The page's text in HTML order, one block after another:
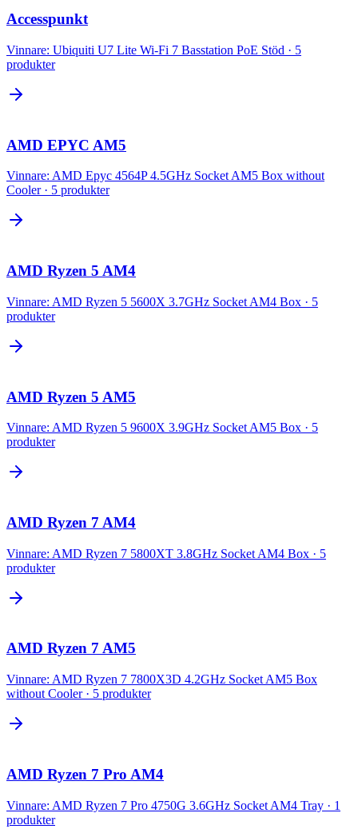
Accesspunkt
Vinnare: Ubiquiti U7 Lite Wi-Fi 7 Basstation PoE Stöd · 5
produkter
AMD EPYC AM5
Vinnare: AMD Epyc 4564P 4.5GHz Socket AM5 Box without
Cooler· 5 produkter
AMD Ryzen 5 AM4
Vinnare: AMD Ryzen 5 5600X 3.7GHz Socket AM4 Box · 5
produkter
AMD Ryzen 5 AM5
Vinnare: AMD Ryzen 5 9600X 3.9GHz Socket AM5 Box · 5
produkter
AMD Ryzen 7 AM4
Vinnare: AMD Ryzen 7 5800XT 3.8GHz Socket AM4 Box · 5
produkter
AMD Ryzen 7 AM5
Vinnare: AMD Ryzen 7 7800X3D 4.2GHz Socket AM5 Box
without Cooler· 5 produkter
AMD Ryzen 7 Pro AM4
Vinnare: AMD Ryzen 7 Pro 4750G 3.6GHz Socket AM4 Tray · 1
produkter